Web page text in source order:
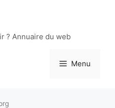
? Annuaire du web
Menu